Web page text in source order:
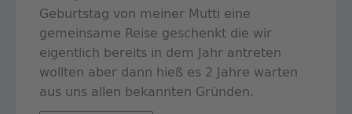
Geburtstag von meiner Mutti eine
gemeinsame Reise geschenkt die wir
eigentlich bereits in dem Jahr antreten
wollten aber dann hieß es 2 Jahre warten
aus uns allen bekannten Gründen.